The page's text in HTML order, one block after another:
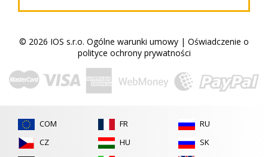
© 2026 IOS s.r.o. Ogólne warunki umowy | Oświadczenie o
polityce ochrony prywatności
COM
CZ
FR
HU
RU
SK